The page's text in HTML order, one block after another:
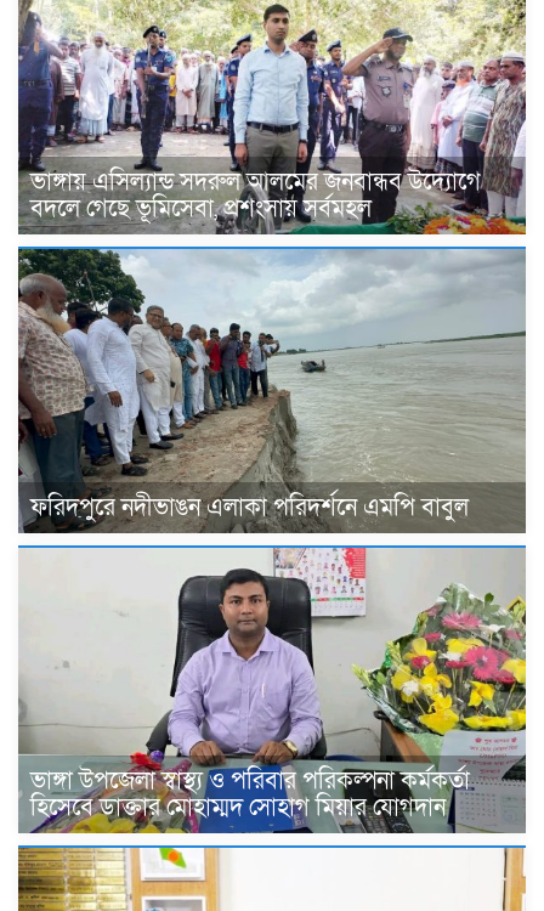
ভাঙ্গায় এসিল্যান্ড সদরুল আলমের জনবান্ধব উদ্যোগে
বদলে গেছে ভূমিসেবা, প্রশংসায় সর্বমহল
ফরিদপুরে নদীভাঙন এলাকা পরিদর্শনে এমপি বাবুল
ভাঙ্গা উপজেলা স্বাস্থ্য ও পরিবার পরিকল্পনা কর্মকর্তা
হিসেবে ডাক্তার মোহাম্মদ সোহাগ মিয়ার যোগদান